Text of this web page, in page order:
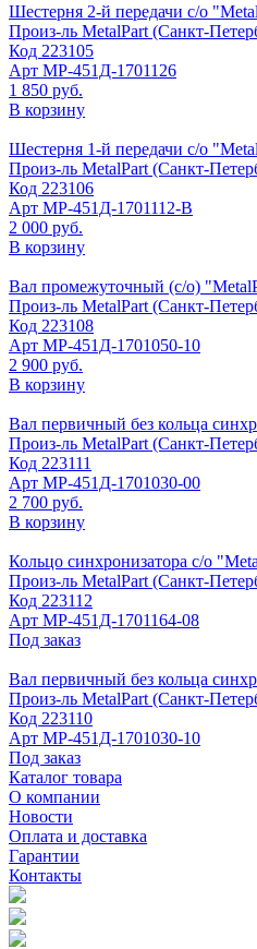
Шестерня 2-й передачи с/о
Произ-ль MetalPart (Санкт-
Код 223105
Арт МР-451Д-1701126
1 850 руб.
В корзину
Шестерня 1-й передачи с/о
Произ-ль MetalPart (Санкт-
Код 223106
Арт МР-451Д-1701112-В
2 000 руб.
В корзину
Вал промежуточный (с/о)
Произ-ль MetalPart (Санкт-
Код 223108
Арт МР-451Д-1701050-10
2 900 руб.
В корзину
Вал первичный без кольца
Произ-ль MetalPart (Санкт-
Код 223111
Арт МР-451Д-1701030-00
2 700 руб.
В корзину
Кольцо синхронизатора с/о
Произ-ль MetalPart (Санкт-
Код 223112
Арт МР-451Д-1701164-08
Под заказ
Вал первичный без кольца
Произ-ль MetalPart (Санкт-
Код 223110
Арт МР-451Д-1701030-10
Под заказ
Каталог товара
О компании
Новости
Оплата и доставка
Гарантии
Контакты